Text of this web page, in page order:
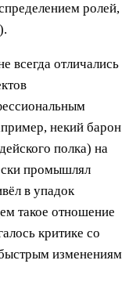
ролей,
всегда отличались
некий барон
полка) на
промышлял
в упадок
такое отношение
критике со
изменениям